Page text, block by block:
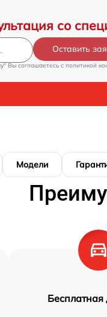
со
Оставить
Вы соглашаетесь c политикой
Модели
Бесплатная